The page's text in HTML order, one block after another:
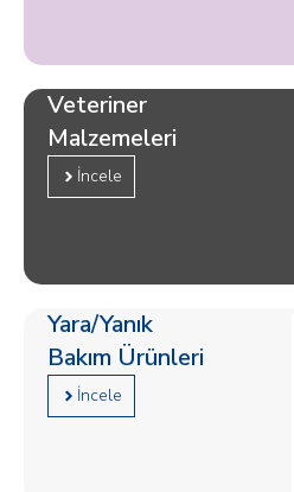
Veteriner
Malzemeleri
İncele
Yara/Yanık
Bakım Ürünleri
İncele